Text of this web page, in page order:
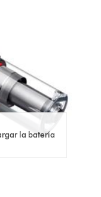
la batería